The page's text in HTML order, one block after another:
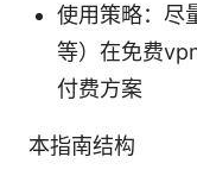
使用策略：尽
等）在免费
付费方案
本指南结构